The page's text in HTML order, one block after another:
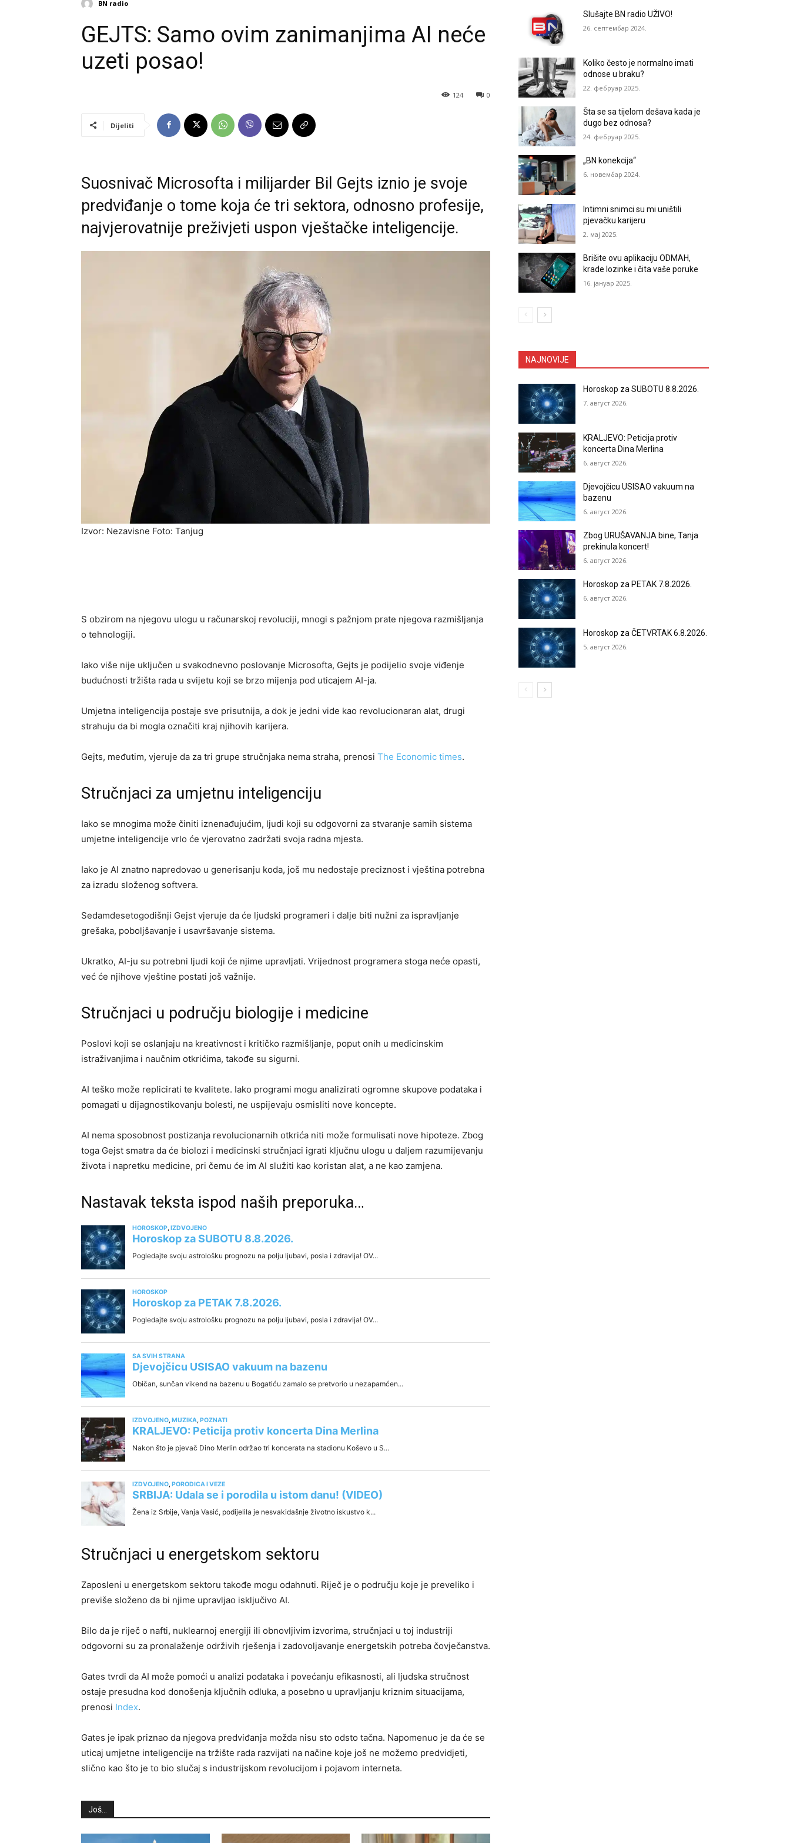
BN radio
GEJTS: Samo ovim zanimanjima AI neće
uzeti posao!
0
124
Dijeliti
Suosnivač Microsofta i milijarder Bil Gejts iznio je svoje
predviđanje o tome koja će tri sektora, odnosno profesije,
najvjerovatnije preživjeti uspon vještačke inteligencije.
Izvor: Nezavisne Foto: Tanjug
S obzirom na njegovu ulogu u računarskoj revoluciji, mnogi s pažnjom prate njegova razmišljanja
o tehnologiji.
Iako više nije uključen u svakodnevno poslovanje Microsofta, Gejts je podijelio svoje viđenje
budućnosti tržišta rada u svijetu koji se brzo mijenja pod uticajem AI-ja.
Umjetna inteligencija postaje sve prisutnija, a dok je jedni vide kao revolucionaran alat, drugi
strahuju da bi mogla označiti kraj njihovih karijera.
Gejts, međutim, vjeruje da za tri grupe stručnjaka nema straha, prenosi The Economic times.
Stručnjaci za umjetnu inteligenciju
Iako se mnogima može činiti iznenađujućim, ljudi koji su odgovorni za stvaranje samih sistema
umjetne inteligencije vrlo će vjerovatno zadržati svoja radna mjesta.
Iako je AI znatno napredovao u generisanju koda, još mu nedostaje preciznost i vještina potrebna
za izradu složenog softvera.
Sedamdesetogodišnji Gejst vjeruje da će ljudski programeri i dalje biti nužni za ispravljanje
grešaka, poboljšavanje i usavršavanje sistema.
Ukratko, AI-ju su potrebni ljudi koji će njime upravljati. Vrijednost programera stoga neće opasti,
već će njihove vještine postati još važnije.
Stručnjaci u području biologije i medicine
Poslovi koji se oslanjaju na kreativnost i kritičko razmišljanje, poput onih u medicinskim
istraživanjima i naučnim otkrićima, takođe su sigurni.
AI teško može replicirati te kvalitete. Iako programi mogu analizirati ogromne skupove podataka i
pomagati u dijagnostikovanju bolesti, ne uspijevaju osmisliti nove koncepte.
AI nema sposobnost postizanja revolucionarnih otkrića niti može formulisati nove hipoteze. Zbog
toga Gejst smatra da će biolozi i medicinski stručnjaci igrati ključnu ulogu u daljem razumijevanju
života i napretku medicine, pri čemu će im AI služiti kao koristan alat, a ne kao zamjena.
Nastavak teksta ispod naših preporuka…
Stručnjaci u energetskom sektoru
Zaposleni u energetskom sektoru takođe mogu odahnuti. Riječ je o području koje je preveliko i
previše složeno da bi njime upravljao isključivo AI.
Bilo da je riječ o nafti, nuklearnoj energiji ili obnovljivim izvorima, stručnjaci u toj industriji
odgovorni su za pronalaženje održivih rješenja i zadovoljavanje energetskih potreba čovječanstva.
Gates tvrdi da AI može pomoći u analizi podataka i povećanju efikasnosti, ali ljudska stručnost
ostaje presudna kod donošenja ključnih odluka, a posebno u upravljanju kriznim situacijama,
prenosi Index.
Gates je ipak priznao da njegova predviđanja možda nisu sto odsto tačna. Napomenuo je da će se
uticaj umjetne inteligencije na tržište rada razvijati na načine koje još ne možemo predvidjeti,
slično kao što je to bio slučaj s industrijskom revolucijom i pojavom interneta.
Još...
Slušajte BN radio UŽIVO!
26. септембар 2024.
Koliko često je normalno imati
odnose u braku?
22. фебруар 2025.
Šta se sa tijelom dešava kada je
dugo bez odnosa?
24. фебруар 2025.
„BN konekcija“
6. новембар 2024.
Intimni snimci su mi uništili
pjevačku karijeru
2. мај 2025.
Brišite ovu aplikaciju ODMAH,
krade lozinke i čita vaše poruke
16. јануар 2025.
NAJNOVIJE
Horoskop za SUBOTU 8.8.2026.
7. август 2026.
KRALJEVO: Peticija protiv
koncerta Dina Merlina
6. август 2026.
Djevojčicu USISAO vakuum na
bazenu
6. август 2026.
Zbog URUŠAVANJA bine, Tanja
prekinula koncert!
6. август 2026.
Horoskop za PETAK 7.8.2026.
6. август 2026.
Horoskop za ČETVRTAK 6.8.2026.
5. август 2026.